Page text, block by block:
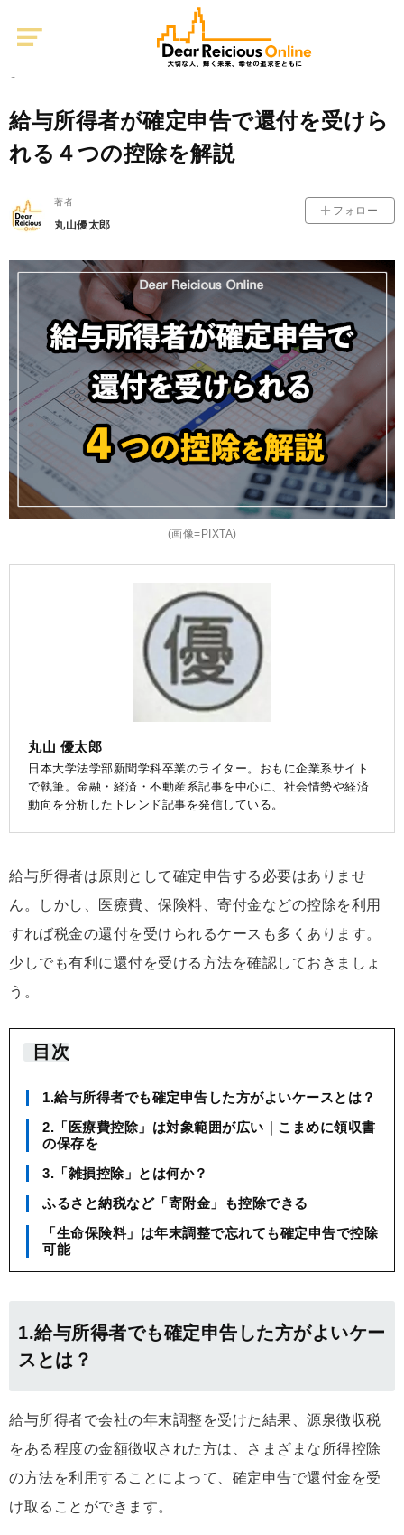
税金
給与所得者が確定申告で還付を受けら
れる４つの控除を解説
著者
丸山優太郎
フォロー
(画像=PIXTA)
丸山 優太郎
日本大学法学部新聞学科卒業のライター。おもに企業系サイト
で執筆。金融・経済・不動産系記事を中心に、社会情勢や経済
動向を分析したトレンド記事を発信している。
給与所得者は原則として確定申告する必要はありませ
ん。しかし、医療費、保険料、寄付金などの控除を利用
すれば税金の還付を受けられるケースも多くあります。
少しでも有利に還付を受ける方法を確認しておきましょ
う。
目次
1.給与所得者でも確定申告した方がよいケースとは？
2.「医療費控除」は対象範囲が広い｜こまめに領収書
の保存を
3.「雑損控除」とは何か？
ふるさと納税など「寄附金」も控除できる
「生命保険料」は年末調整で忘れても確定申告で控除
可能
1.給与所得者でも確定申告した方がよいケー
スとは？
給与所得者で会社の年末調整を受けた結果、源泉徴収税
をある程度の金額徴収された方は、さまざまな所得控除
の方法を利用することによって、確定申告で還付金を受
け取ることができます。